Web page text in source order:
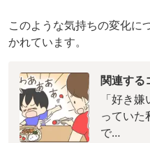
このような気持ちの変化に
かれています。
関連する
「好き
っていた
で…